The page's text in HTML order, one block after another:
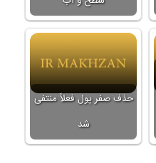
حذف صفر پول فعلاً منتفی
شد